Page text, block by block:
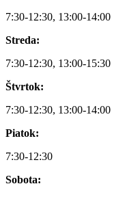
7:30-12:30, 13:00-14:00
Streda:
7:30-12:30, 13:00-15:30
Štvrtok:
7:30-12:30, 13:00-14:00
Piatok:
7:30-12:30
Sobota: